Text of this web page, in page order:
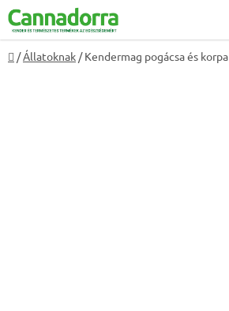
Ugrás
fő
tartalomhoz
Kezdőlap
/Állatoknak / Kendermag pogácsa és korpa